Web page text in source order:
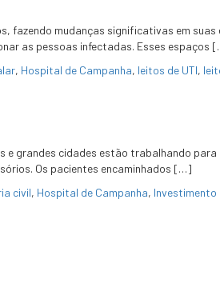
fazendo mudanças significativas em
as pessoas infectadas. Esses espaços
, Hospital de Campanha, leitos de UTI,
grandes cidades estão trabalhando
Os pacientes encaminhados […]
civil, Hospital de Campanha, Investimento